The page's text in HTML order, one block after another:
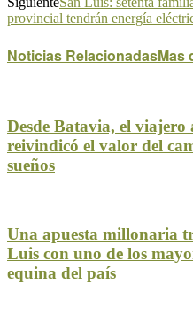
provincial tendrán energía
Noticias RelacionadasMas
Desde Batavia, el
reivindicó el valor del
sueños
Una apuesta millonaria
Luis con uno de los
equina del país